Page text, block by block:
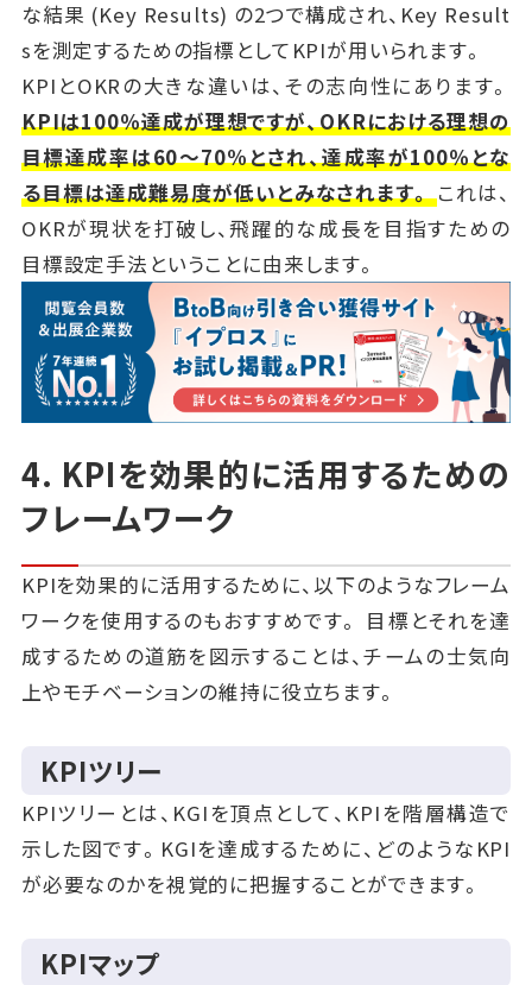
な結果 (Key Results) の2つで構成され、Key Result
sを測定するための指標としてKPIが用いられます。
KPIとOKRの大きな違いは、その志向性にあります。
KPIは100％達成が理想ですが、OKRにおける理想の
目標達成率は60～70%とされ、達成率が100％とな
る目標は達成難易度が低いとみなされます。これは、
OKRが現状を打破し、飛躍的な成長を目指すための
目標設定手法ということに由来します。
4. KPIを効果的に活用するための
フレームワーク
KPIを効果的に活用するために、以下のようなフレーム
ワークを使用するのもおすすめです。 目標とそれを達
成するための道筋を図示することは、チームの士気向
上やモチベーションの維持に役立ちます。
KPIツリー
KPIツリーとは、KGIを頂点として、KPIを階層構造で
示した図です。KGIを達成するために、どのようなKPI
が必要なのかを視覚的に把握することができます。
KPIマップ